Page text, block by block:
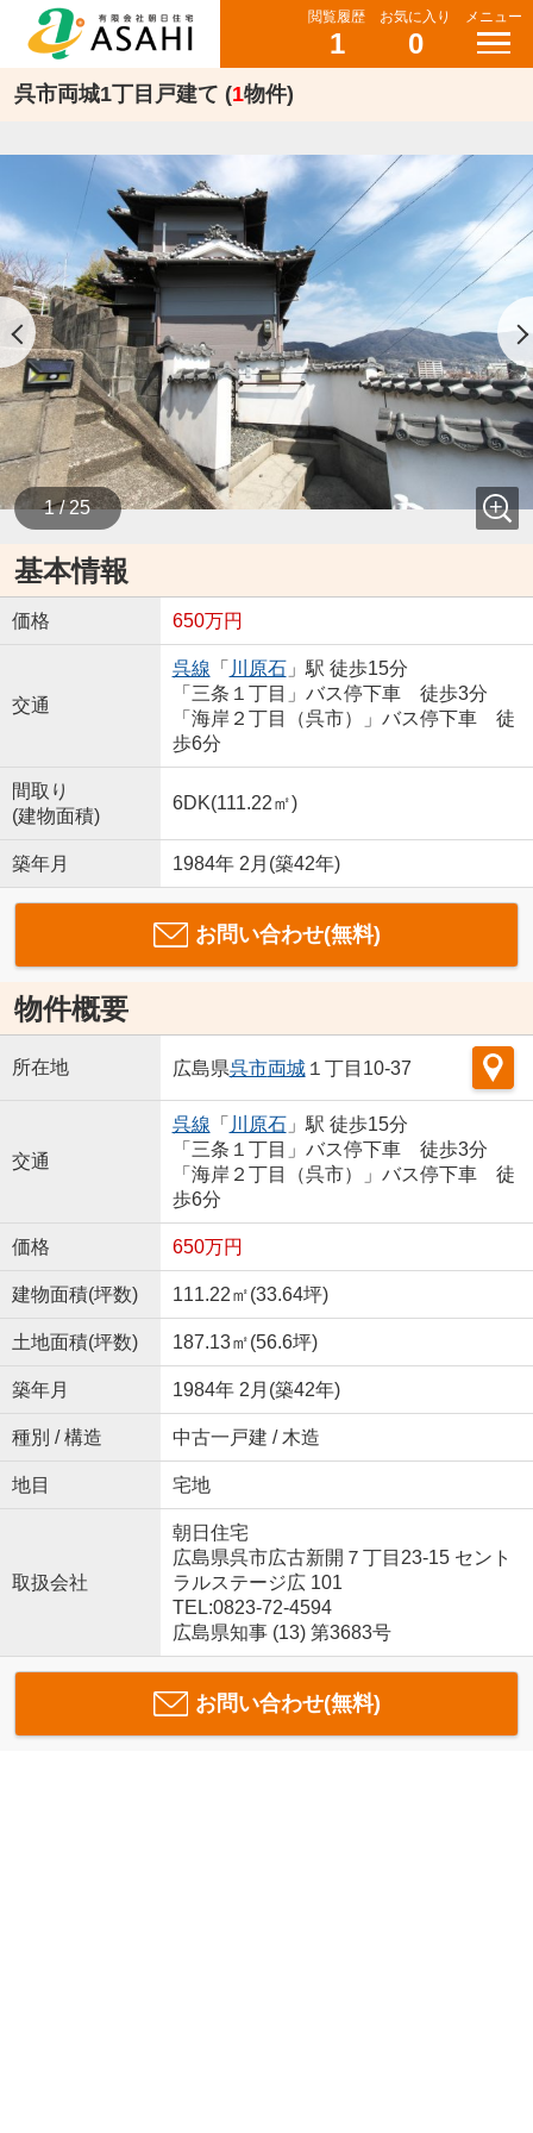
閲覧履歴
1
お気に入り
0
メニュー
呉市両城1丁目戸建て (1物件)
1 / 25
基本情報
価格 650万円
交通
呉線 「 川原石」駅 徒歩15分
「三条１丁目」バス停下車 徒歩3分
「海岸２丁目（呉市）」バス停下車 徒
歩6分
間取り
(建物面積)
6DK(111.22㎡)
築年月 1984年 2月(築42年)
お問い合わせ(無料)
物件概要
所在地 広島県呉市両城１丁目10-37
交通
呉線 「 川原石」駅 徒歩15分
「三条１丁目」バス停下車 徒歩3分
「海岸２丁目（呉市）」バス停下車 徒
歩6分
価格 650万円
建物面積(坪数) 111.22㎡(33.64坪)
土地面積(坪数) 187.13㎡(56.6坪)
築年月 1984年 2月(築42年)
種別 / 構造 中古一戸建 / 木造
地目 宅地
取扱会社
朝日住宅
広島県呉市広古新開７丁目23-15 セント
ラルステージ広 101
TEL:0823-72-4594
広島県知事 (13) 第3683号
お問い合わせ(無料)